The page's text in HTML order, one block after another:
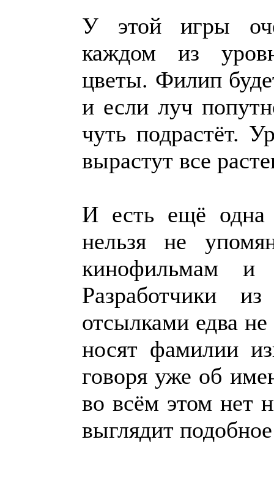
У этой игры
каждом из
цветы. Филип
и если луч
чуть подрастёт.
вырастут все
И есть ещё одна
нельзя не
кинофильмам и
Разработчики
отсылками едва
носят фамилии
говоря уже об
во всём этом нет
выглядит